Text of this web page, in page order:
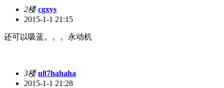
2楼 cgxys
2015-1-1 21:15
还可以吸蓝。。。永动机
3楼 u87hahaha
2015-1-1 21:28